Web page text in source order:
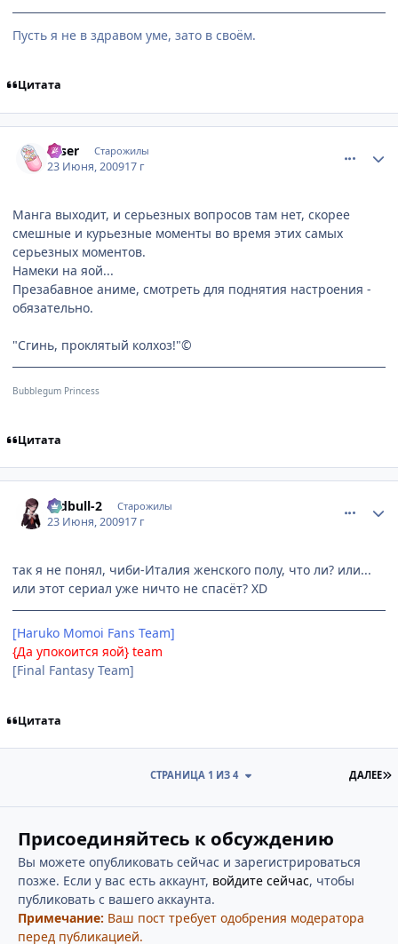
Пусть я не в здравом уме, зато в своём.
Цитата
.User Старожилы
23 Июня, 200917 г
Манга выходит, и серьезных вопросов там нет, скорее
смешные и курьезные моменты во время этих самых
серьезных моментов.
Намеки на яой...
Презабавное аниме, смотреть для поднятия настроения -
обязательно.
"Сгинь, проклятый колхоз!"©
Bubblegum Princess
Цитата
redbull-2 Старожилы
23 Июня, 200917 г
так я не понял, чиби-Италия женского полу, что ли? или...
или этот сериал уже ничто не спасёт? XD
[Haruko Momoi Fans Team]
{Да упокоится яой} team
[Final Fantasy Team]
Цитата
ДАЛЕЕ
СТРАНИЦА 1 ИЗ 4
Присоединяйтесь к обсуждению
Вы можете опубликовать сейчас и зарегистрироваться
позже. Если у вас есть аккаунт, войдите сейчас, чтобы
публиковать с вашего аккаунта.
Примечание: Ваш пост требует одобрения модератора
перед публикацией.